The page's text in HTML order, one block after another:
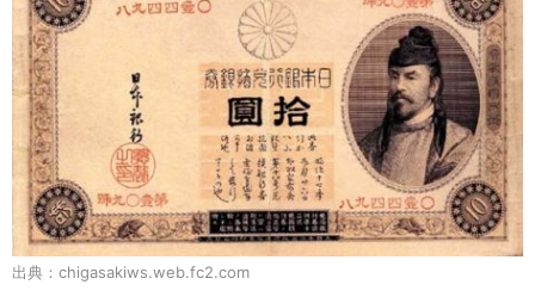
出典：chigasakiws.web.fc2.com